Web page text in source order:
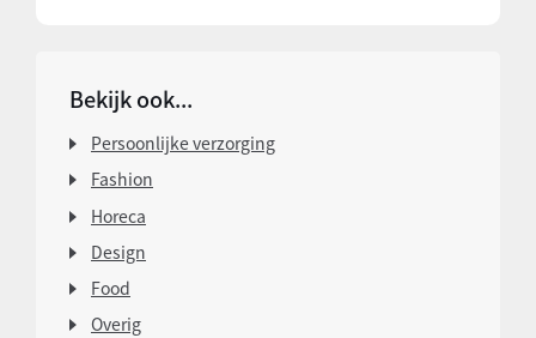
Bekijk ook...
Persoonlijke verzorging
Fashion
Horeca
Design
Food
Overig